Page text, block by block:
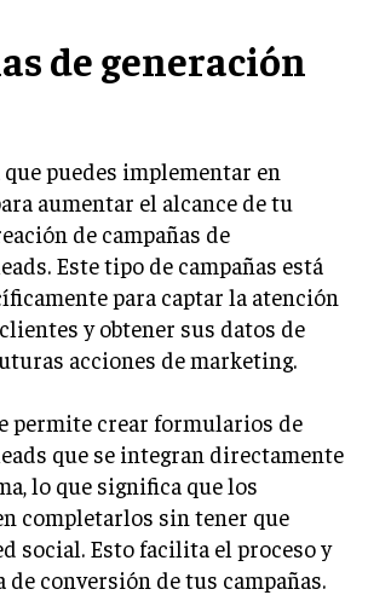
EMPRESARIAL
RECURSOS FINANCIEROS
Y MERCADOS FINANCIEROS
EMPRESARIAL
EMPRESARIAL
INTERNACIONALES
INTERNACIONAL
GLOBAL
Y EXPORTACIÓN
de generación
puedes implementar en
aumentar el alcance de tu
de campañas de
Este tipo de campañas está
para captar la atención
y obtener sus datos de
acciones de marketing.
permite crear formularios de
que se integran directamente
lo que significa que los
completarlos sin tener que
social. Esto facilita el proceso y
de conversión de tus campañas.